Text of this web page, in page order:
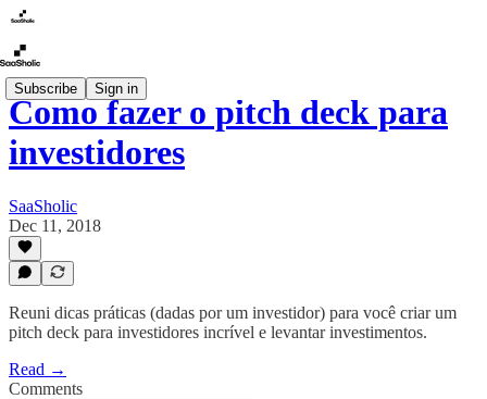
Subscribe Sign in
Como fazer o pitch deck para
investidores
SaaSholic
Dec 11, 2018
Reuni dicas práticas (dadas por um investidor) para você criar um
pitch deck para investidores incrível e levantar investimentos.
Read →
Comments